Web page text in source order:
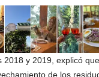
2018 y 2019, explicó
de los